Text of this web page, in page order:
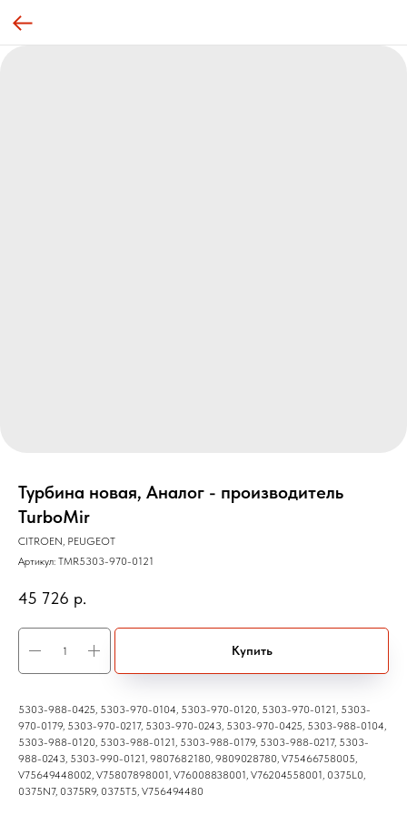
Турбина новая, Аналог - производитель
TurboMir
CITROEN, PEUGEOT
Артикул: TMR5303-970-0121
45 726 р.
Купить
5303-988-0425, 5303-970-0104, 5303-970-0120, 5303-970-0121, 5303-
970-0179, 5303-970-0217, 5303-970-0243, 5303-970-0425, 5303-988-0104,
5303-988-0120, 5303-988-0121, 5303-988-0179, 5303-988-0217, 5303-
988-0243, 5303-990-0121, 9807682180, 9809028780, V75466758005,
V75649448002, V75807898001, V76008838001, V76204558001, 0375L0,
0375N7, 0375R9, 0375T5, V756494480